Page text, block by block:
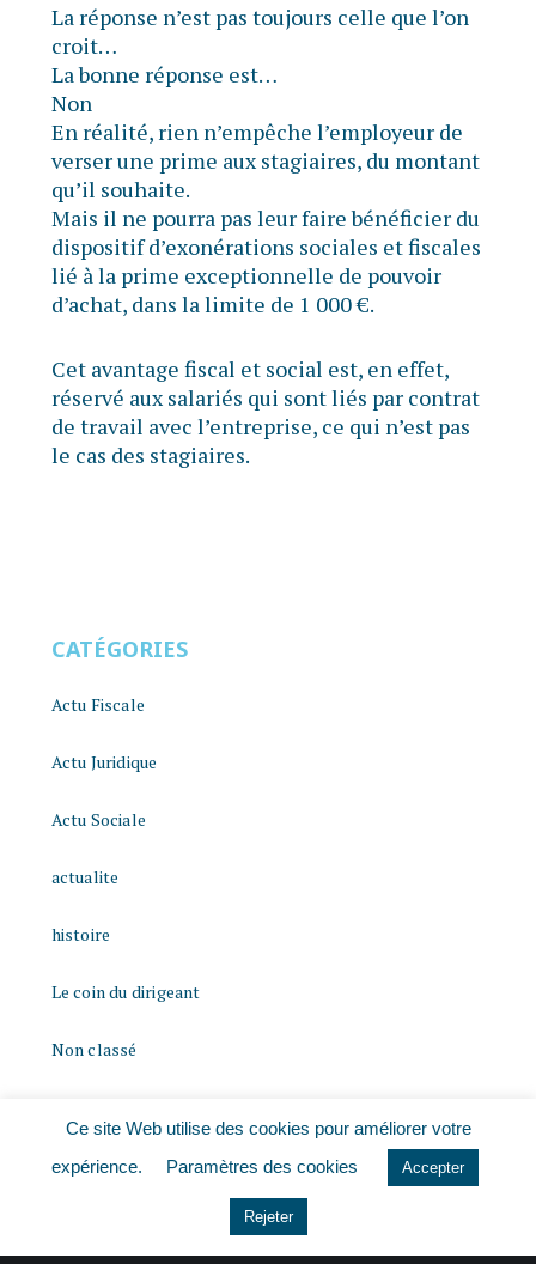
La réponse n’est pas toujours celle que l’on
croit…
La bonne réponse est…
Non
En réalité, rien n’empêche l’employeur de
verser une prime aux stagiaires, du montant
qu’il souhaite.
Mais il ne pourra pas leur faire bénéficier du
dispositif d’exonérations sociales et fiscales
lié à la prime exceptionnelle de pouvoir
d’achat, dans la limite de 1 000 €.
Cet avantage fiscal et social est, en effet,
réservé aux salariés qui sont liés par contrat
de travail avec l’entreprise, ce qui n’est pas
le cas des stagiaires.
CATÉGORIES
Actu Fiscale
Actu Juridique
Actu Sociale
actualite
histoire
Le coin du dirigeant
Non classé
Ce site Web utilise des cookies pour améliorer votre
expérience.
Paramètres des cookies Accepter
Rejeter